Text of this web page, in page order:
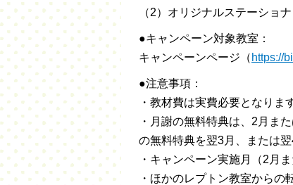
（2）オリジナルステーショ
●キャンペーン対象教室：
キャンペーンページ（ https://
●注意事項：
・教材費は実費必要となりま
・月謝の無料特典は、2月ま
の無料特典を翌3月、または
・キャンペーン実施月（2月
・ほかのレプトン教室からの